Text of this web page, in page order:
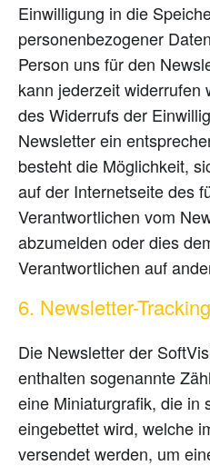
Einwilligung in die
personenbezogener
Person uns für den
kann jederzeit widerrufen
des Widerrufs der
Newsletter ein
besteht die Möglichkeit,
auf der Internetseite des
Verantwortlichen vom
abzumelden oder dies
Verantwortlichen auf
6. Newsletter-Tracking
Die Newsletter der
enthalten sogenannte
eine Miniaturgrafik, die in
eingebettet wird, welche
versendet werden, um